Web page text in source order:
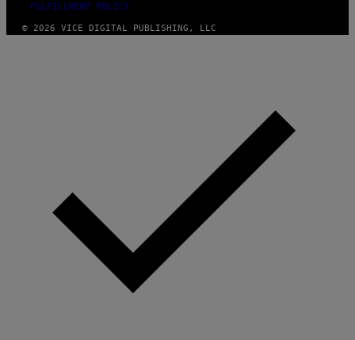
FULFILLMENT POLICY
© 2026 VICE DIGITAL PUBLISHING, LLC